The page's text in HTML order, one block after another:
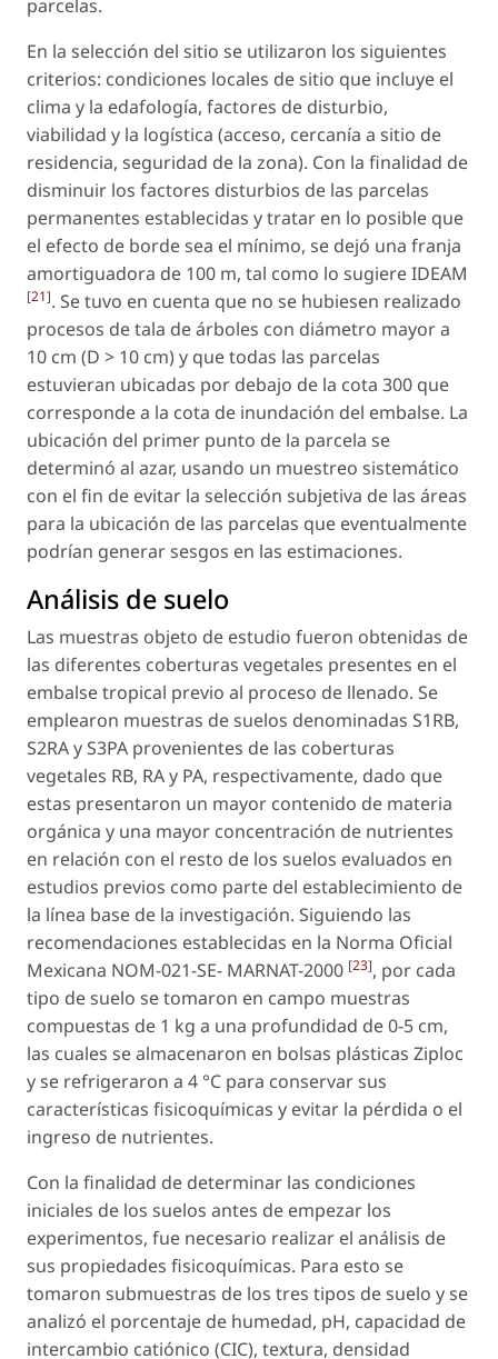
parcelas.
En la selección del sitio se utilizaron los siguientes
criterios: condiciones locales de sitio que incluye el
clima y la edafología, factores de disturbio,
viabilidad y la logística (acceso, cercanía a sitio de
residencia, seguridad de la zona). Con la finalidad de
disminuir los factores disturbios de las parcelas
permanentes establecidas y tratar en lo posible que
el efecto de borde sea el mínimo, se dejó una franja
amortiguadora de 100 m, tal como lo sugiere IDEAM
[21]. Se tuvo en cuenta que no se hubiesen realizado
procesos de tala de árboles con diámetro mayor a
10 cm (D > 10 cm) y que todas las parcelas
estuvieran ubicadas por debajo de la cota 300 que
corresponde a la cota de inundación del embalse. La
ubicación del primer punto de la parcela se
determinó al azar, usando un muestreo sistemático
con el fin de evitar la selección subjetiva de las áreas
para la ubicación de las parcelas que eventualmente
podrían generar sesgos en las estimaciones.
Análisis de suelo
Las muestras objeto de estudio fueron obtenidas de
las diferentes coberturas vegetales presentes en el
embalse tropical previo al proceso de llenado. Se
emplearon muestras de suelos denominadas S1RB,
S2RA y S3PA provenientes de las coberturas
vegetales RB, RA y PA, respectivamente, dado que
estas presentaron un mayor contenido de materia
orgánica y una mayor concentración de nutrientes
en relación con el resto de los suelos evaluados en
estudios previos como parte del establecimiento de
la línea base de la investigación. Siguiendo las
recomendaciones establecidas en la Norma Oficial
Mexicana NOM-021-SE- MARNAT-2000 [23], por cada
tipo de suelo se tomaron en campo muestras
compuestas de 1 kg a una profundidad de 0-5 cm,
las cuales se almacenaron en bolsas plásticas Ziploc
y se refrigeraron a 4 °C para conservar sus
características fisicoquímicas y evitar la pérdida o el
ingreso de nutrientes.
Con la finalidad de determinar las condiciones
iniciales de los suelos antes de empezar los
experimentos, fue necesario realizar el análisis de
sus propiedades fisicoquímicas. Para esto se
tomaron submuestras de los tres tipos de suelo y se
analizó el porcentaje de humedad, pH, capacidad de
intercambio catiónico (CIC), textura, densidad